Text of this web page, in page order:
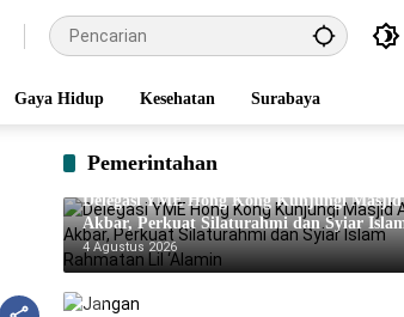
Gaya Hidup Kesehatan Surabaya
Pemerintahan
Delegasi YME Hong Kong Kunjungi
Akbar, Perkuat Silaturahmi dan Syiar
Rahmatan Lil ‘Alamin
4 Agustus 2026